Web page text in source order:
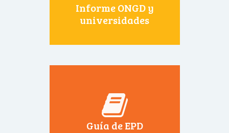
Informe ONGD y
universidades
Guía de EPD